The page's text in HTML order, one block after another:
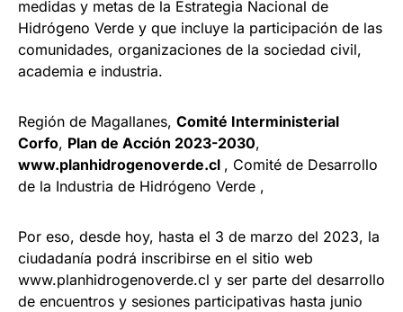
medidas y metas de la Estrategia Nacional de
Hidrógeno Verde y que incluye la participación de las
comunidades, organizaciones de la sociedad civil,
academia e industria.
Región de Magallanes, Comité Interministerial
Corfo, Plan de Acción 2023-2030,
www.planhidrogenoverde.cl , Comité de Desarrollo
de la Industria de Hidrógeno Verde ,
Por eso, desde hoy, hasta el 3 de marzo del 2023, la
ciudadanía podrá inscribirse en el sitio web
www.planhidrogenoverde.cl y ser parte del desarrollo
de encuentros y sesiones participativas hasta junio